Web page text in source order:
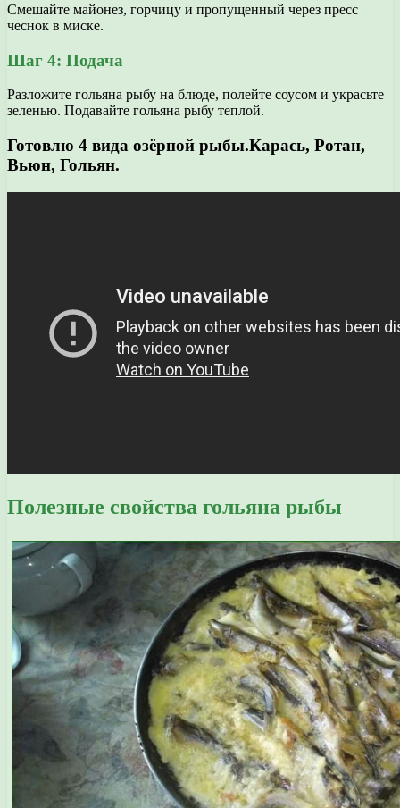
Смешайте майонез, горчицу и пропущенный через пресс
чеснок в миске.
Шаг 4: Подача
Разложите гольяна рыбу на блюде, полейте соусом и украсьте
зеленью. Подавайте гольяна рыбу теплой.
Готовлю 4 вида озёрной рыбы.Карась, Ротан,
Вьюн, Гольян.
Полезные свойства гольяна рыбы